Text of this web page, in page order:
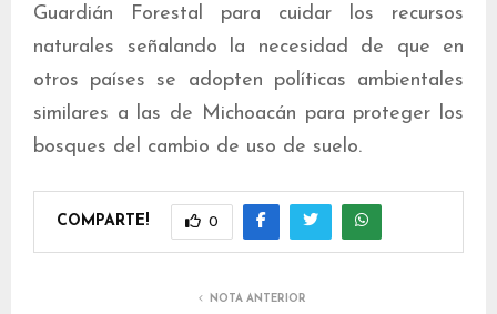
Guardián Forestal para cuidar los recursos
naturales señalando la necesidad de que en
otros países se adopten políticas ambientales
similares a las de Michoacán para proteger los
bosques del cambio de uso de suelo.
COMPARTE! 0
NOTA ANTERIOR